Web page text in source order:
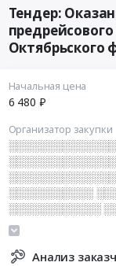
Тендер:
Октябрьского
Начальная цена
6 480 ₽
Организатор закупки
░░░░░░░░░░░
░░░░░░░░░░░░
Анализ